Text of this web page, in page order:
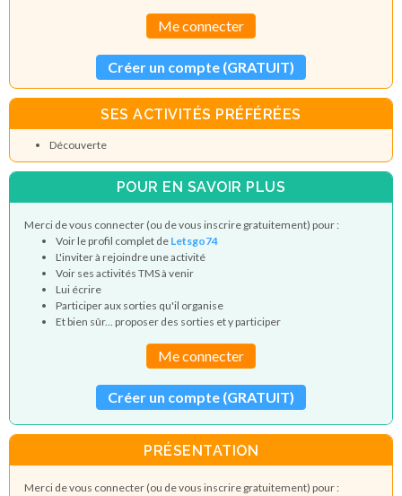
Me connecter
Créer un compte (GRATUIT)
SES ACTIVITÉS PRÉFÉRÉES
Découverte
POUR EN SAVOIR PLUS
Merci de vous connecter (ou de vous inscrire gratuitement) pour :
Voir le profil complet de Letsgo74
L'inviter à rejoindre une activité
Voir ses activités TMS à venir
Lui écrire
Participer aux sorties qu'il organise
Et bien sûr... proposer des sorties et y participer
Me connecter
Créer un compte (GRATUIT)
PRÉSENTATION
Merci de vous connecter (ou de vous inscrire gratuitement) pour :